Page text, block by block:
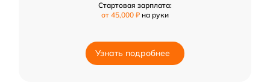
Стартовая зарплата:
от 45,000 ₽ на руки
Узнать подробнее